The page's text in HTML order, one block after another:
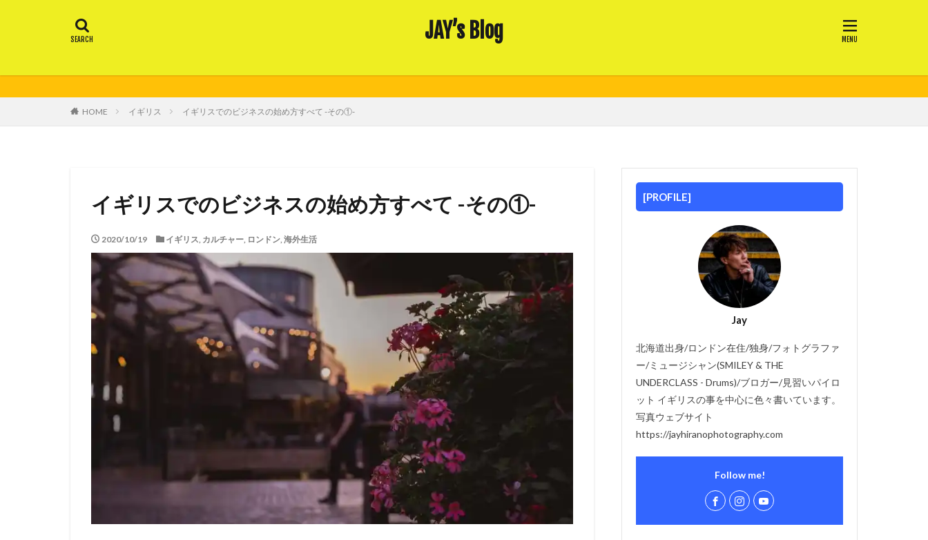
JAY’s Blog
HOME イギリス イギリスでのビジネスの始め方すべて -その①-
イギリスでのビジネスの始め方すべて -その①-
2020/10/19 イギリス, カルチャー, ロンドン, 海外生活
[PROFILE]
Jay
北海道出身/ロンドン在住/独身/フォトグラファ
ー/ミュージシャン(SMILEY & THE
UNDERCLASS - Drums)/ブロガー/見習いパイロ
ット イギリスの事を中心に色々書いています。
写真ウェブサイト
https://jayhiranophotography.com
Follow me!